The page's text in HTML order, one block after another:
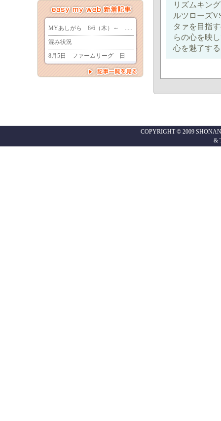
リズムキン
ルツローズ
タァを目指
らの心を映
心を魅了す
COPYRIGHT © 2009
&